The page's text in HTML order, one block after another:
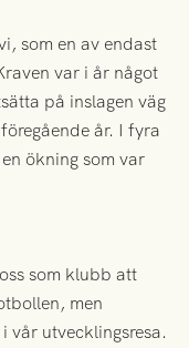
som en av endast
var i år något
på inslagen väg
år. I fyra
ökning som var
som klubb att
men
vår utvecklingsresa.